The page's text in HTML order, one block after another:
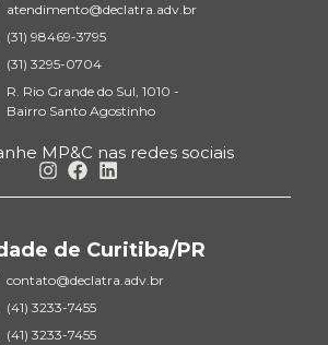
atendimento@declatra.adv.br
(31) 98469-3795
(31) 3295-0704
R. Rio Grande do Sul, 1010 -
Bairro Santo Agostinho
MP&C nas redes sociais
de Curitiba/PR
contato@declatra.adv.br
(41) 3233-7455
(41) 3233-7455